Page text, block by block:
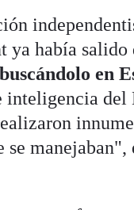
ya había
en
inteligencia
manejaban",